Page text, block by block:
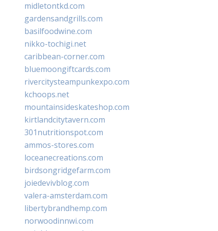
midletontkd.com
gardensandgrills.com
basilfoodwine.com
nikko-tochigi.net
caribbean-corner.com
bluemoongiftcards.com
rivercitysteampunkexpo.com
kchoops.net
mountainsideskateshop.com
kirtlandcitytavern.com
301nutritionspot.com
ammos-stores.com
loceanecreations.com
birdsongridgefarm.com
joiedevivblog.com
valera-amsterdam.com
libertybrandhemp.com
norwoodinnwi.com